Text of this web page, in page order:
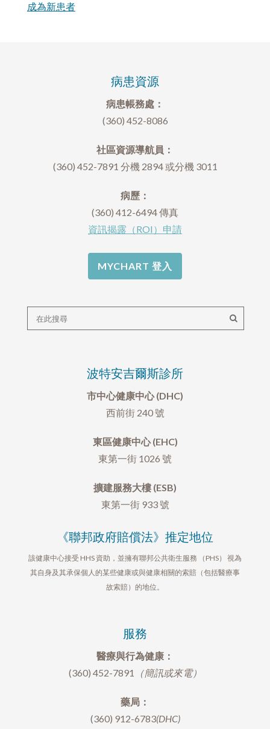
成為新患者
病患資源
病患帳務處：
(360) 452-8086
社區資源導航員：
(360) 452-7891 分機 2894 或分機 3011
病歷：
(360) 412-6494 傳真
資訊揭露（ROI）申請
MYCHART 登入
波特安吉爾斯診所
市中心健康中心 (DHC)
西前街 240 號
東區健康中心 (EHC)
東第一街 1026 號
擴建服務大樓 (ESB)
東第一街 933 號
《聯邦政府賠償法》推定地位
該健康中心接受 HHS 資助，並擁有聯邦公共衛生服務 （PHS） 視為
其自身及其承保個人的某些健康或與健康相關的索賠（包括醫療事
故索賠）的地位。
服務
醫療與行為健康：
(360) 452-7891 （簡訊或來電）
藥局：
(360) 912-6783(DHC)